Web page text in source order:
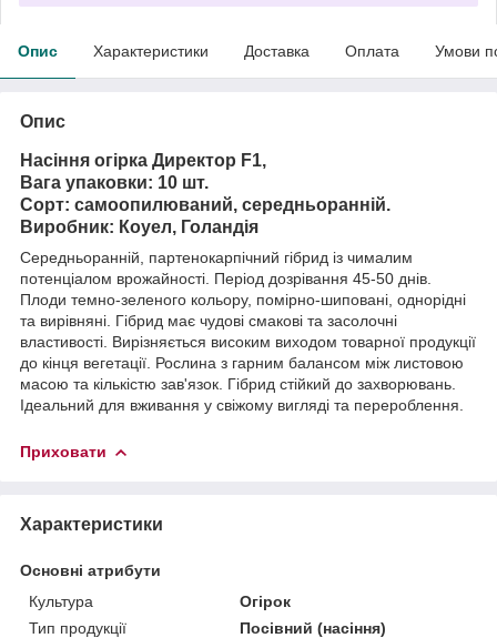
Опис Характеристики Доставка Оплата Умови
Опис
Насіння огірка Директор F1,
Вага упаковки: 10 шт.
Сорт: самоопилюваний, середньоранній.
Виробник: Коуел, Голандія
Середньоранній, партенокарпічний гібрид із чималим
потенціалом врожайності. Період дозрівання 45-50 днів.
Плоди темно-зеленого кольору, помірно-шиповані, однорідні
та вирівняні. Гібрид має чудові смакові та засолочні
властивості. Вирізняється високим виходом товарної продукції
до кінця вегетації. Рослина з гарним балансом між листовою
масою та кількістю зав'язок. Гібрид стійкий до захворювань.
Ідеальний для вживання у свіжому вигляді та перероблення.
Приховати
Характеристики
Основні атрибути
Культура
Огірок
Тип продукції
Посівний (насіння)